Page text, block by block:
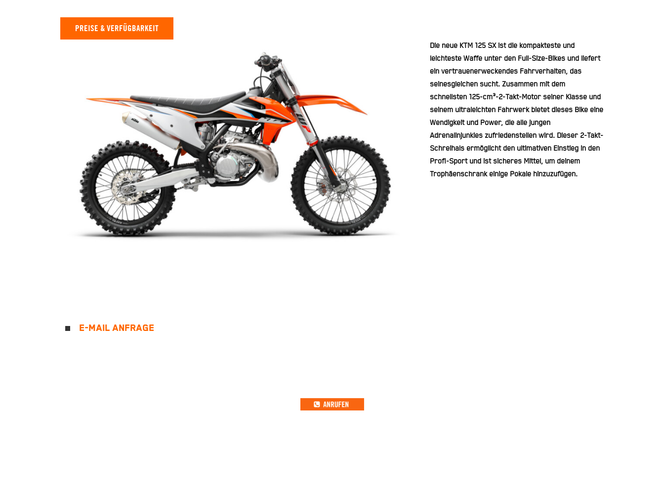
PREISE & VERFÜGBARKEIT
Die neue KTM 125 SX ist die kompakteste und
leichteste Waffe unter den Full-Size-Bikes und liefert
ein vertrauenerweckendes Fahrverhalten, das
seinesgleichen sucht. Zusammen mit dem
schnellsten 125-cm³-2-Takt-Motor seiner Klasse und
seinem ultraleichten Fahrwerk bietet dieses Bike eine
Wendigkeit und Power, die alle jungen
Adrenalinjunkies zufriedenstellen wird. Dieser 2-Takt-
Schreihals ermöglicht den ultimativen Einstieg in den
Profi-Sport und ist sicheres Mittel, um deinem
Trophäenschrank einige Pokale hinzuzufügen.
E-MAIL ANFRAGE